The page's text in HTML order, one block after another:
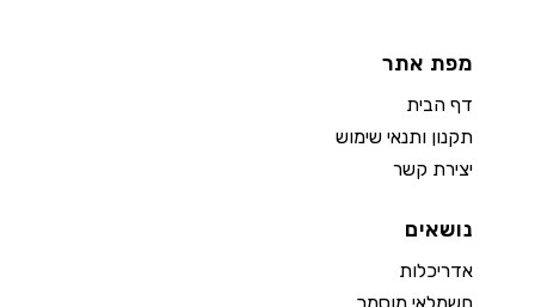
מפת אתר
דף הבית
תקנון ותנאי שימוש
יצירת קשר
נושאים
אדריכלות
חשמלאי מוסמך